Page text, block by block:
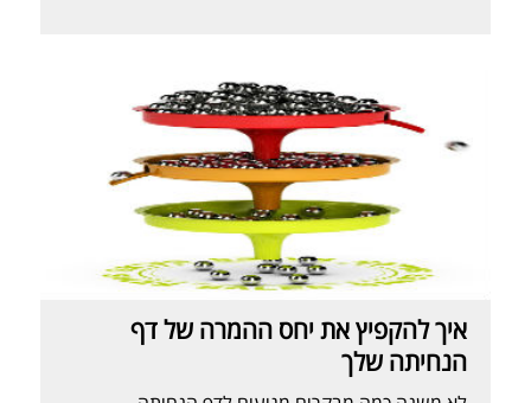
איך להקפיץ את יחס ההמרה של דף
הנחיתה שלך